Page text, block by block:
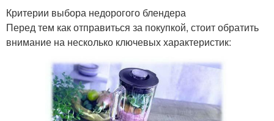
Критерии выбора недорогого блендера
Перед тем как отправиться за покупкой, стоит обратить
внимание на несколько ключевых характеристик: